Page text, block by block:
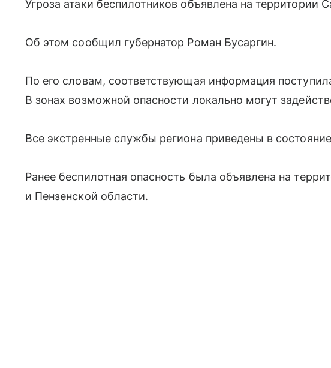
Угроза атаки беспилотников объявлена на территории
Об этом сообщил губернатор Роман Бусаргин.
По его словам, соответствующая информация
В зонах возможной опасности локально могут
Все экстренные службы региона приведены в
Ранее беспилотная опасность была объявлена на
и Пензенской области.